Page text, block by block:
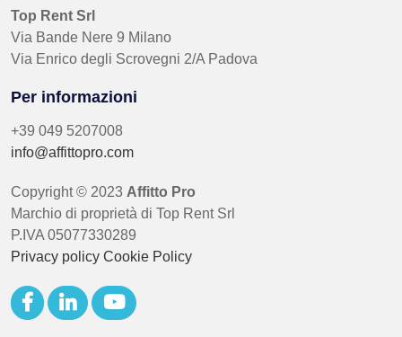
Top Rent Srl
Via Bande Nere 9 Milano
Via Enrico degli Scrovegni 2/A Padova
Per informazioni
+39 049 5207008
info@affittopro.com
Copyright © 2023 Affitto Pro
Marchio di proprietà di Top Rent Srl
P.IVA 05077330289
Privacy policy Cookie Policy